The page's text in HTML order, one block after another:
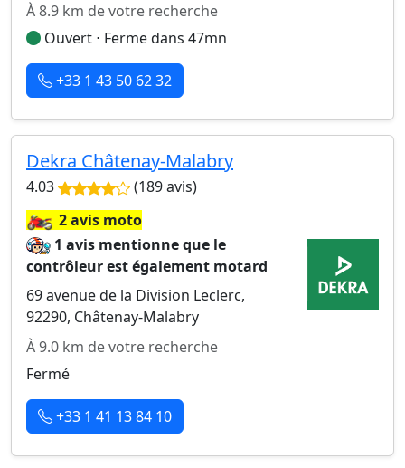
À 8.9 km de votre recherche
Ouvert ⋅ Ferme dans 47mn
+33 1 43 50 62 32
Dekra Châtenay-Malabry
4.03 (189 avis)
🏍️2 avis moto
1 avis mentionne que le
contrôleur est également motard
69 avenue de la Division Leclerc,
92290, Châtenay-Malabry
À 9.0 km de votre recherche
Fermé
+33 1 41 13 84 10